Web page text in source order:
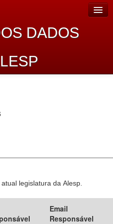
DADOS
legislatura da Alesp.
Email
Responsável